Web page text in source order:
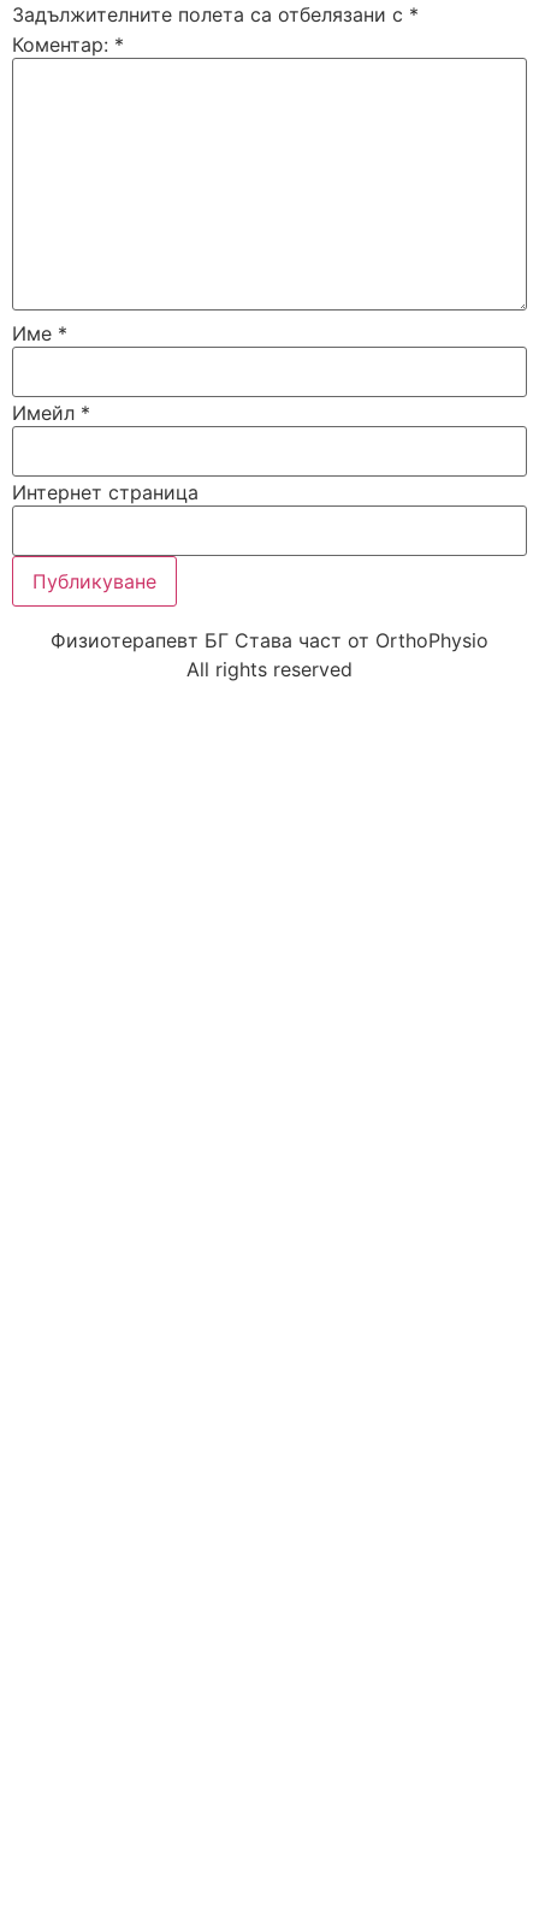
Задължителните полета са отбелязани с *
Коментар: *
Име *
Имейл *
Интернет страница
Физиотерапевт БГ Става част от OrthoPhysio
All rights reserved